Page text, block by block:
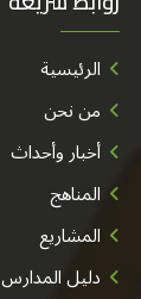
الرئيسية
من نحن
أخبار وأحداث
المناهج
المشاريع
دليل المدارس